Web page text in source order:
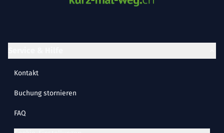
Kontakt
Buchung stornieren
FAQ